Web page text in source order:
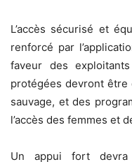
L’accès sécurisé et
renforcé par
faveur des
protégées devront être
sauvage, et des
l’accès des femmes et
Un appui fort